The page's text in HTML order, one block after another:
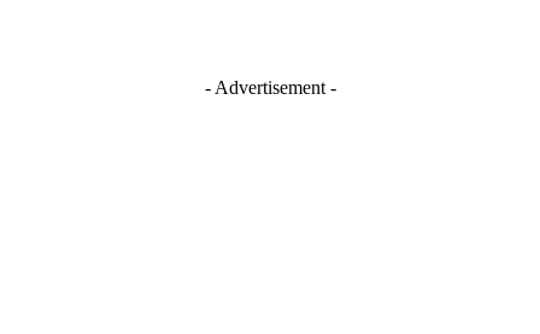
- Advertisement -